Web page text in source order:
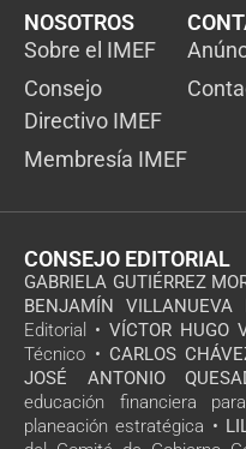
NOSOTROS
Sobre el IMEF
Consejo
Directivo IMEF
Membresía IMEF
CONSEJO EDITORIAL
GABRIELA GUTIÉRREZ
BENJAMÍN VILLANUEVA
Editorial • VÍCTOR HUGO
Técnico • CARLOS
JOSÉ ANTONIO
educación financiera
planeación estratégica •